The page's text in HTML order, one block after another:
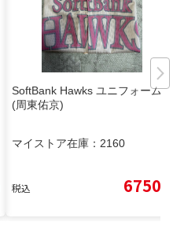
SoftBank Hawks ユニフォーム
(周東佑京)
マイストア在庫： 2160
税込 6750